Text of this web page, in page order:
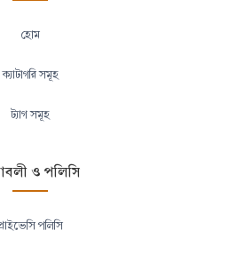
হোম
ক্যাটাগরি সমূহ
ট্যাগ সমূহ
ও পলিসি
পলিসি